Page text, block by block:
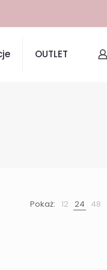
OUTLET
Pokaż: 12 24 48